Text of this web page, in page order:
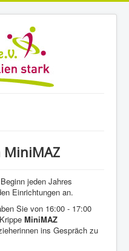
jeden Jahres
Einrichtungen an.
Sie von 16:00 - 17:00
MiniMAZ
ins Gespräch zu